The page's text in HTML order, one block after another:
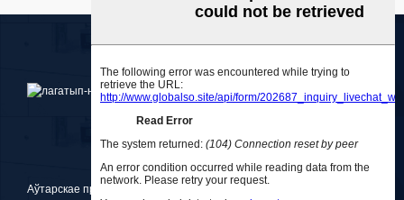
Аўтарскае права © 2010-2025 Medlong (Guangzhou) Holdings Co.,